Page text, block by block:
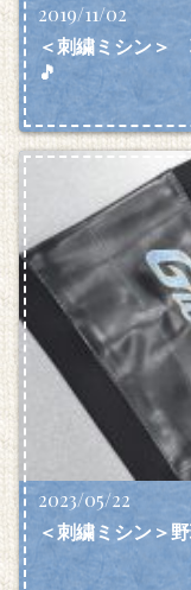
2019/11/02
＜刺繍ミシン＞
🎵
2023/05/22
＜刺繍ミシン＞